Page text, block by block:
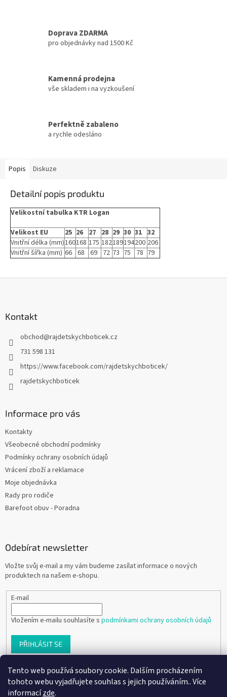
Tento web používá soubory cookie. Dalším procházením
tohoto webu vyjadřujete souhlas s jejich používáním.. Více
informacízde.
Doprava ZDARMA
pro objednávky nad 1500 Kč
Kamenná prodejna
vše skladem i na vyzkoušení
Perfektně zabaleno
a rychle odesláno
Popis Diskuze
Detailní popis produktu
Velikostní tabulka KTR Logan
Velikost EU
25 26 27 28 29 30 31 32
Vnitřní délka (mm)160168 175 182189194200 206
Vnitřní šířka (mm) 66 68 69 72 73 75 78 79
Kontakt
obchod@rajdetskychboticek.cz
731 598 131
https://www.facebook.com/rajdetskychboticek/
rajdetskychboticek
Informace pro vás
Kontakty
Všeobecné obchodní podmínky
Podmínky ochrany osobních údajů
Vrácení zboží a reklamace
Moje objednávka
Rady pro rodiče
Barefoot obuv - Poradna
Odebírat newsletter
Vložte svůj e-mail a my vám budeme zasílat informace o nových
produktech na našem e-shopu.
E-mail
Vložením e-mailu souhlasíte s podmínkami ochrany osobních údajů
PŘIHLÁSIT SE